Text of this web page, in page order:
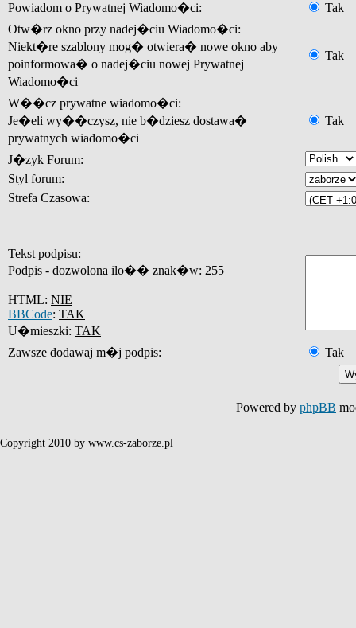
Powiadom o Prywatnej Wiadomo�ci:
Tak
Otw�rz okno przy nadej�ciu Wiadomo�ci:
Niekt�re szablony mog� otwiera� nowe okno aby
poinformowa� o nadej�ciu nowej Prywatnej
Wiadomo�ci
Tak
W��cz prywatne wiadomo�ci:
Je�eli wy��czysz, nie b�dziesz dostawa�
prywatnych wiadomo�ci
Tak
J�zyk Forum:
Styl forum:
Strefa Czasowa:
Tekst podpisu:
Podpis - dozwolona ilo�� znak�w: 255
HTML: NIE
BBCode: TAK
U�mieszki: TAK
Zawsze dodawaj m�j podpis:
Tak
Powered by phpBB
Copyright 2010 by www.cs-zaborze.pl